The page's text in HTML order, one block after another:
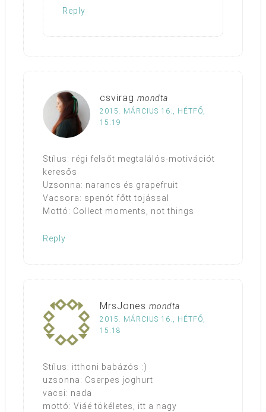
Reply
csvirag mondta
2015. MÁRCIUS 16., HÉTFŐ,
15:19
Stílus: régi felsőt megtalálós-motivációt
keresős
Uzsonna: narancs és grapefruit
Vacsora: spenót főtt tojással
Mottó: Collect moments, not things
Reply
MrsJones mondta
2015. MÁRCIUS 16., HÉTFŐ,
15:18
Stílus: itthoni babázós :)
uzsonna: Cserpes joghurt
vacsi: nada
mottó: Viáé tökéletes, itt a nagy